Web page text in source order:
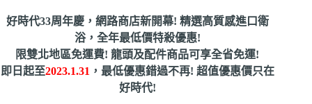
好時代33周年慶，網路商店新開幕! 精選高質感進口衛
浴，全年最低價特殺優惠!
限雙北地區免運費! 龍頭及配件商品可享全省免運!
即日起至2023.1.31 ，最低優惠錯過不再! 超值優惠價只在
好時代!